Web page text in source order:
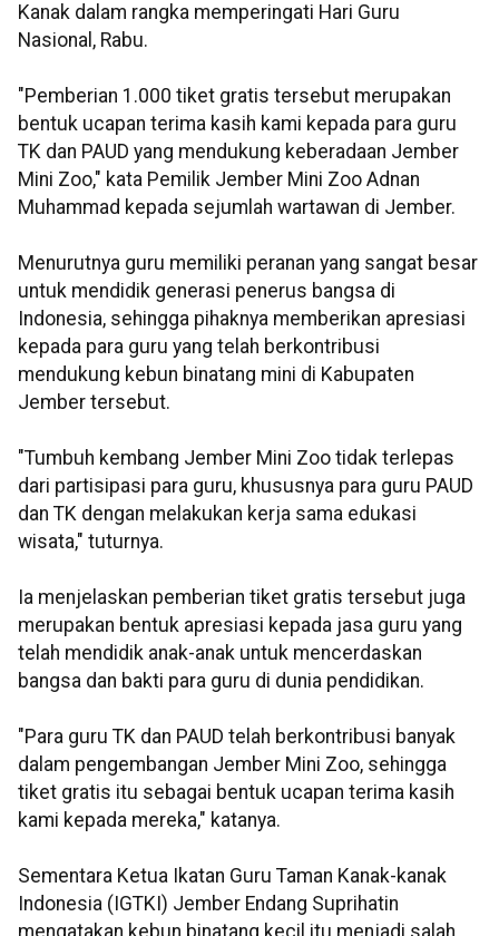
Kanak dalam rangka memperingati Hari Guru
Nasional, Rabu.
"Pemberian 1.000 tiket gratis tersebut merupakan
bentuk ucapan terima kasih kami kepada para guru
TK dan PAUD yang mendukung keberadaan Jember
Mini Zoo," kata Pemilik Jember Mini Zoo Adnan
Muhammad kepada sejumlah wartawan di Jember.
Menurutnya guru memiliki peranan yang sangat besar
untuk mendidik generasi penerus bangsa di
Indonesia, sehingga pihaknya memberikan apresiasi
kepada para guru yang telah berkontribusi
mendukung kebun binatang mini di Kabupaten
Jember tersebut.
"Tumbuh kembang Jember Mini Zoo tidak terlepas
dari partisipasi para guru, khususnya para guru PAUD
dan TK dengan melakukan kerja sama edukasi
wisata," tuturnya.
Ia menjelaskan pemberian tiket gratis tersebut juga
merupakan bentuk apresiasi kepada jasa guru yang
telah mendidik anak-anak untuk mencerdaskan
bangsa dan bakti para guru di dunia pendidikan.
"Para guru TK dan PAUD telah berkontribusi banyak
dalam pengembangan Jember Mini Zoo, sehingga
tiket gratis itu sebagai bentuk ucapan terima kasih
kami kepada mereka," katanya.
Sementara Ketua Ikatan Guru Taman Kanak-kanak
Indonesia (IGTKI) Jember Endang Suprihatin